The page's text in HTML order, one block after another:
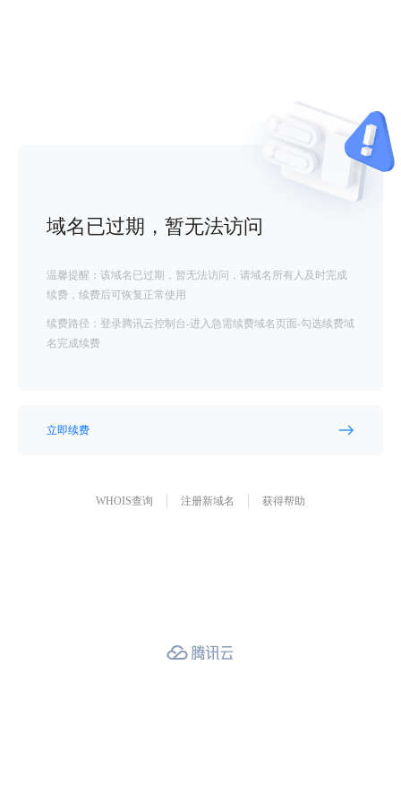
域名已过期，暂无法访问
温馨提醒：该域名已过期，暂无法访问，请域名所有人及时完成
续费，续费后可恢复正常使用
续费路径：登录腾讯云控制台-进入急需续费域名页面-勾选续费域
名完成续费
立即续费
WHOIS查询 注册新域名 获得帮助